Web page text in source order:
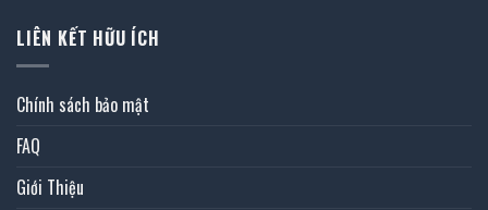
LIÊN KẾT HỮU ÍCH
Chính sách bảo mật
FAQ
Giới Thiệu